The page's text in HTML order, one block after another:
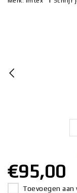
€95,00
Toevoegen aan